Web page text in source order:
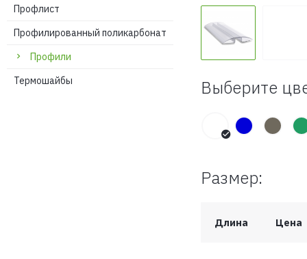
Профлист
Профилированный поликарбонат
Профили
Термошайбы
Выберите
Размер:
Длина Цена